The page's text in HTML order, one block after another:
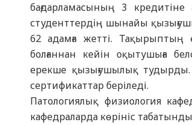
бағдарламасының 3
студенттердің шынайы
62 адамға жетті. Тақырыптың
болғаннан кейін оқытушыға
ерекше қызығушылық тудырды.
сертификаттар беріледі.
Патологиялық физиология
кафедраларда көрініс